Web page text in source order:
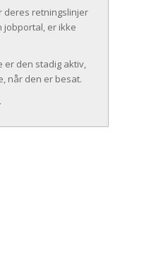
deres retningslinjer
jobportal, er ikke
er den stadig aktiv,
når den er besat.